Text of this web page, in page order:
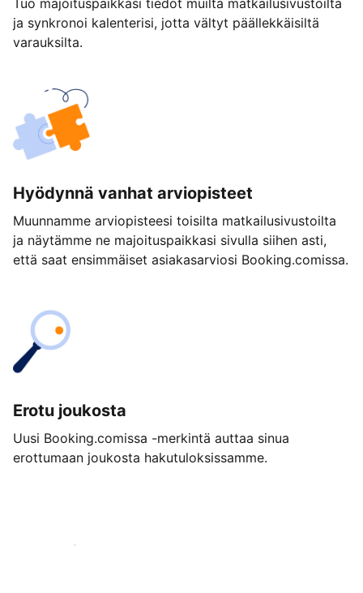
Tuo majoituspaikkasi tiedot muilta matkailusivustoilta
ja synkronoi kalenterisi, jotta vältyt päällekkäisiltä
varauksilta.
Hyödynnä vanhat arviopisteet
Muunnamme arviopisteesi toisilta matkailusivustoilta
ja näytämme ne majoituspaikkasi sivulla siihen asti,
että saat ensimmäiset asiakasarviosi Booking.comissa.
Erotu joukosta
Uusi Booking.comissa -merkintä auttaa sinua
erottumaan joukosta hakutuloksissamme.
Aloita jo tänään